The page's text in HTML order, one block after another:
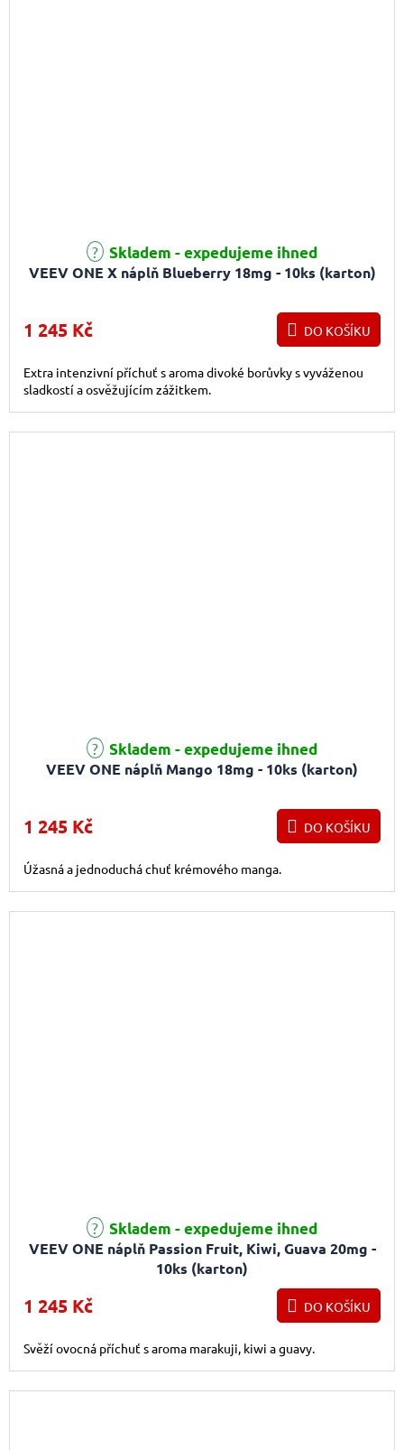
VEEV ONE X náplň Blueberry 18mg - 10ks (karton)
Skladem - expedujeme ihned
1 245 Kč DO KOŠÍKU
Extra intenzivní příchuť s aroma divoké borůvky s vyváženou
sladkostí a osvěžujícím zážitkem.
VEEV ONE náplň Mango 18mg - 10ks (karton)
Skladem - expedujeme ihned
1 245 Kč DO KOŠÍKU
Úžasná a jednoduchá chuť krémového manga.
VEEV ONE náplň Passion Fruit, Kiwi, Guava 20mg -
10ks (karton)
Skladem - expedujeme ihned
1 245 Kč DO KOŠÍKU
Svěží ovocná příchuť s aroma marakuji, kiwi a guavy.